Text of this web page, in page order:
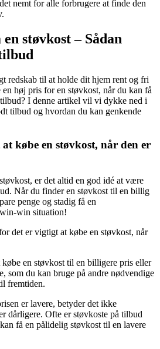
nemt for alle forbrugere at finde den
støvkost – Sådan
redskab til at holde dit hjem rent og fri
høj pris for en støvkost, når du kan få
I denne artikel vil vi dykke ned i
tilbud og hvordan du kan genkende
købe en støvkost, når den er
er det altid en god idé at være
Når du finder en støvkost til en billig
penge og stadig få en
win situation!
det er vigtigt at købe en støvkost, når
en støvkost til en billigere pris eller
som du kan bruge på andre nødvendige
fremtiden.
er lavere, betyder det ikke
dårligere. Ofte er støvkoste på tilbud
få en pålidelig støvkost til en lavere